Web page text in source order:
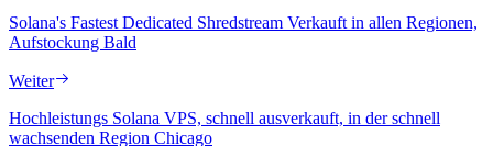
Solana's Fastest Dedicated Shredstream Verkauft in allen Regionen,
Aufstockung Bald
Weiter
Hochleistungs Solana VPS, schnell ausverkauft, in der schnell
wachsenden Region Chicago